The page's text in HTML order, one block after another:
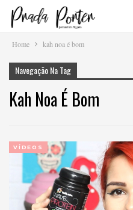
Home kah noa é bom
Navegação Na Tag
Kah Noa É Bom
VÍDEOS